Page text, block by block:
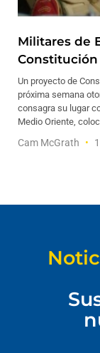
Militares de
Un proyecto de
próxima semana
consagra su lugar
Medio Oriente,
Cam McGrath